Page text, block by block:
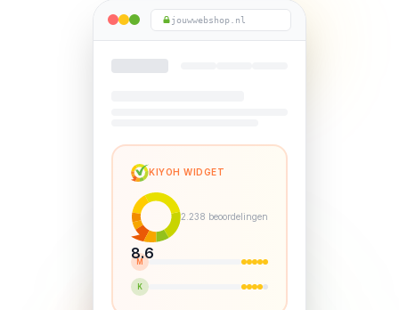
jouwwebshop.nl
KIYOH WIDGET
8.6
2.238 beoordelingen
M
K